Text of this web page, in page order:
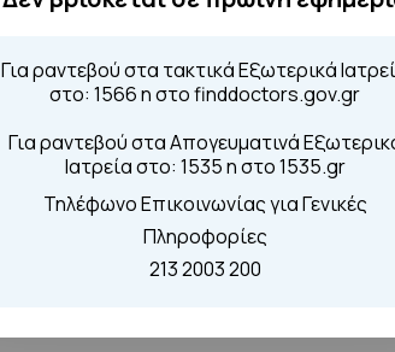
Για ραντεβού στα τακτικά Εξωτερικά
στο: 1566 η στο finddoctors.gov.gr
Για ραντεβού στα Απογευματινά
Ιατρεία στο: 1535 η στο 1535.gr
Τηλέφωνο Επικοινωνίας για Γενικές
Πληροφορίες
213 2003 200